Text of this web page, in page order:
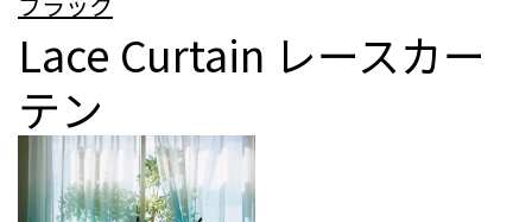
Lace Curtain レースカー
テン